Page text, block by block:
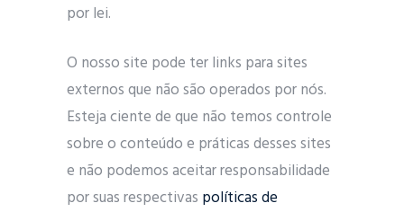
por lei.
O nosso site pode ter links para sites
externos que não são operados por nós.
Esteja ciente de que não temos controle
sobre o conteúdo e práticas desses sites
e não podemos aceitar responsabilidade
por suas respectivas políticas de